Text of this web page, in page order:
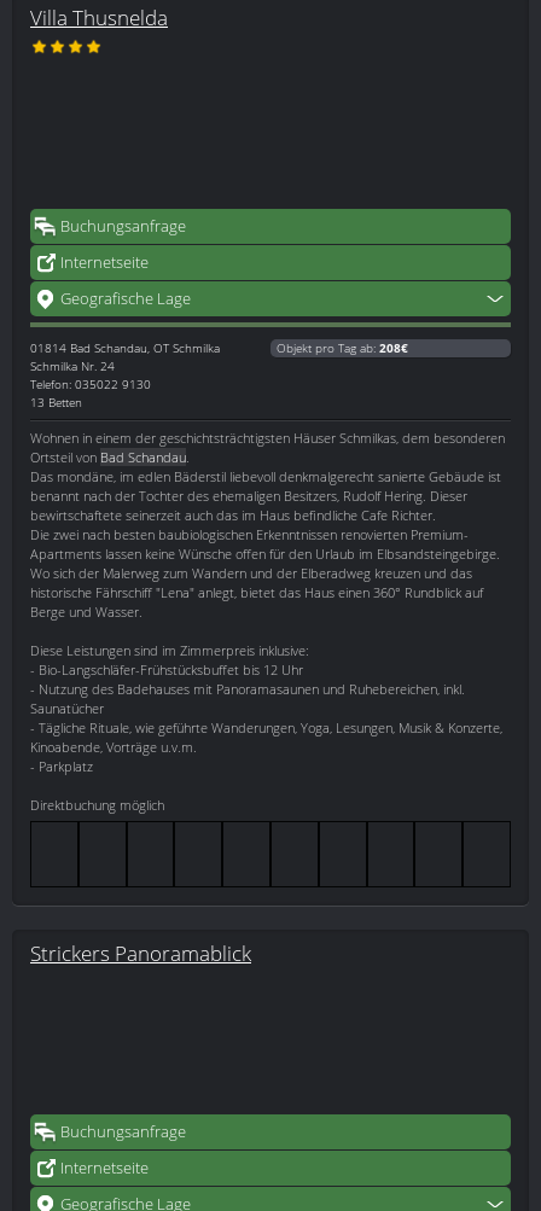
Villa Thusnelda
Buchungsanfrage
Internetseite
Geografische Lage
01814 Bad Schandau, OT Schmilka
Schmilka Nr. 24
Telefon: 035022 9130
13 Betten
Objekt pro Tag ab: 208€
Wohnen in einem der geschichtsträchtigsten Häuser Schmilkas, dem besonderen
Ortsteil von Bad Schandau
Das mondäne, im edlen Bäderstil liebevoll denkmalgerecht sanierte Gebäude ist
benannt nach der Tochter des ehemaligen Besitzers, Rudolf Hering. Dieser
bewirtschaftete seinerzeit auch das im Haus befindliche Cafe Richter.
Die zwei nach besten baubiologischen Erkenntnissen renovierten Premium-
Apartments lassen keine Wünsche offen für den Urlaub im Elbsandsteingebirge.
Wo sich der Malerweg zum Wandern und der Elberadweg kreuzen und das
historische Fährschiff "Lena" anlegt, bietet das Haus einen 360° Rundblick auf
Berge und Wasser.
Diese Leistungen sind im Zimmerpreis inklusive:
- Bio-Langschläfer-Frühstücksbuffet bis 12 Uhr
- Nutzung des Badehauses mit Panoramasaunen und Ruhebereichen, inkl.
Saunatücher
- Tägliche Rituale, wie geführte Wanderungen, Yoga, Lesungen, Musik & Konzerte,
Kinoabende, Vorträge u.v.m.
- Parkplatz
Direktbuchung möglich
Strickers Panoramablick
Buchungsanfrage
Internetseite
Geografische Lage